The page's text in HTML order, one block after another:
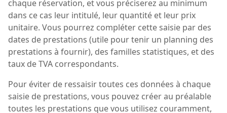
chaque réservation, et vous préciserez au minimum
dans ce cas leur intitulé, leur quantité et leur prix
unitaire. Vous pourrez compléter cette saisie par des
dates de prestations (utile pour tenir un planning des
prestations à fournir), des familles statistiques, et des
taux de TVA correspondants.
Pour éviter de ressaisir toutes ces données à chaque
saisie de prestations, vous pouvez créer au préalable
toutes les prestations que vous utilisez couramment,